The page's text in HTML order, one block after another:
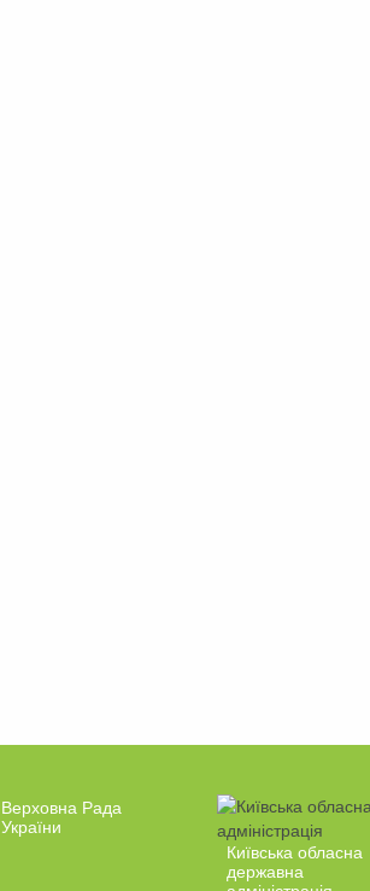
Верховна Рада
України
Київська обласна
державна